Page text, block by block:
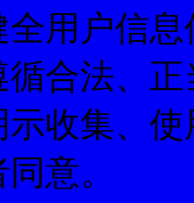
全用户信
循合法、
收集、
意。